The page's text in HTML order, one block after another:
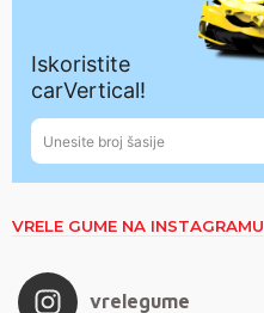
VRELE GUME NA INSTAGRAMU
vrelegume